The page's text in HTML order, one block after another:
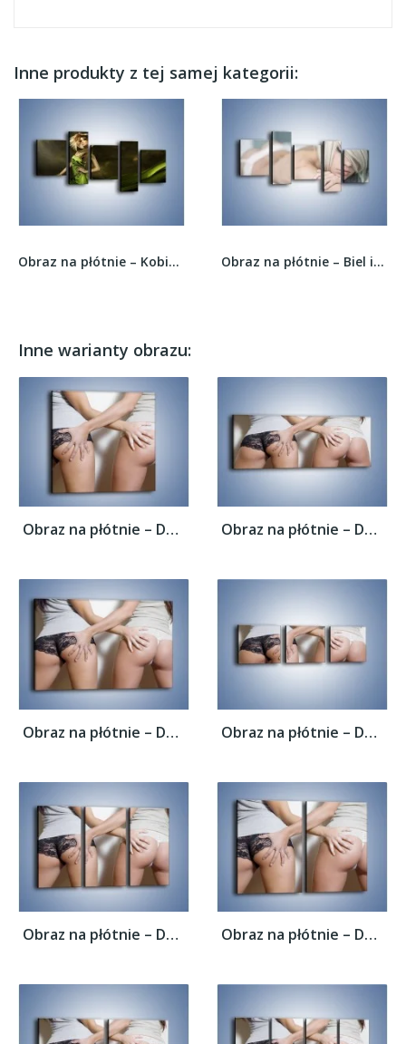
Inne produkty z tej samej kategorii:
Obraz na płótnie – Kobieta ubrana w zieleń –... Obraz na płótnie – Biel idealna do łóżka –...
Inne warianty obrazu:
Obraz na płótnie – Dotyk przyjaznych dłoni... Obraz na płótnie – Dotyk przyjaznych dłoni...
Obraz na płótnie – Dotyk przyjaznych dłoni... Obraz na płótnie – Dotyk przyjaznych dłoni...
Obraz na płótnie – Dotyk przyjaznych dłoni... Obraz na płótnie – Dotyk przyjaznych dłoni...